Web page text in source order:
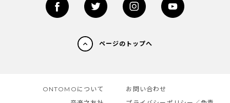
ページのトップへ
ONTOMOについて
お問い合わせ